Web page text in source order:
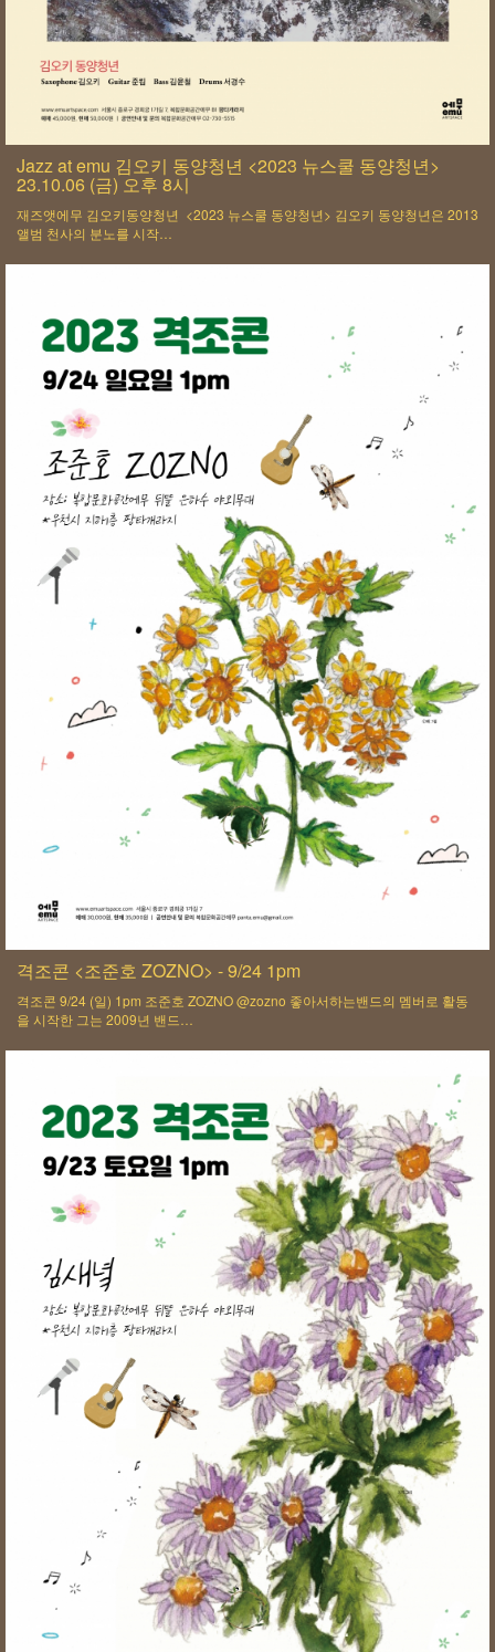
Jazz at emu 김오키 동양청년 <2023 뉴스쿨 동양청년>
23.10.06 (금) 오후 8시
재즈앳에무 김오키동양청년 <2023 뉴스쿨 동양청년> 김오키 동양청년은 2013
앨범 천사의 분노를 시작…
격조콘 <조준호 ZOZNO> - 9/24 1pm
격조콘 9/24 (일) 1pm 조준호 ZOZNO @zozno 좋아서하는밴드의 멤버로 활동
을 시작한 그는 2009년 밴드…